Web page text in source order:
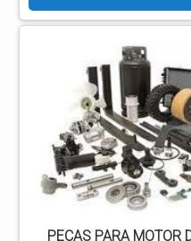
PEÇAS PARA MOTOR